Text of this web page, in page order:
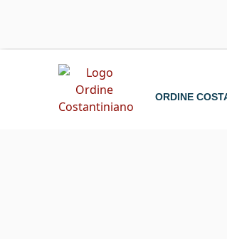
ORDINE